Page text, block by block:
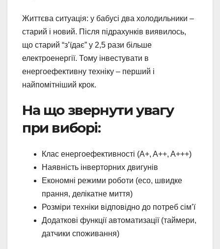
Життєва ситуація: у бабусі два холодильники –
старий і новий. Після підрахунків виявилось,
що старий “з’їдає” у 2,5 рази більше
електроенергії. Тому інвестувати в
енергоефективну техніку – перший і
найпомітніший крок.
На що звернути увагу
при виборі:
Клас енергоефективності (A+, A++, A+++)
Наявність інверторних двигунів
Економні режими роботи (eco, швидке
прання, делікатне миття)
Розміри техніки відповідно до потреб сім’ї
Додаткові функції автоматизації (таймери,
датчики споживання)